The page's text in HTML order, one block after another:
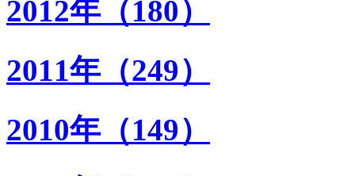
2012年（180）
2011年（249）
2010年（149）